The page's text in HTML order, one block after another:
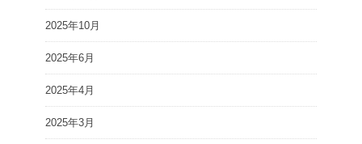
2025年10月
2025年6月
2025年4月
2025年3月